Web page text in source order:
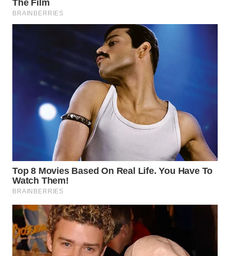
WAHANA
INFRASTRUKTUR
WAHANA
WAHANA
TRAVEL
TV
WAHANANEWS
ID
WAHANANEWS
CO ID